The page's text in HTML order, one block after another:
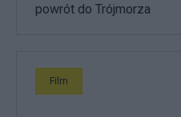
powrót do Trójmorza
Film